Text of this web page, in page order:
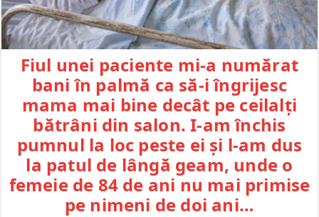
Fiul unei paciente mi-a numărat
bani în palmă ca să-i îngrijesc
mama mai bine decât pe ceilalți
bătrâni din salon. I-am închis
pumnul la loc peste ei și l-am dus
la patul de lângă geam, unde o
femeie de 84 de ani nu mai primise
pe nimeni de doi ani…